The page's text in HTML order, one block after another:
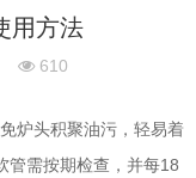
用方法
610
炉头积聚油污，轻易着
管需按期检查，并每18